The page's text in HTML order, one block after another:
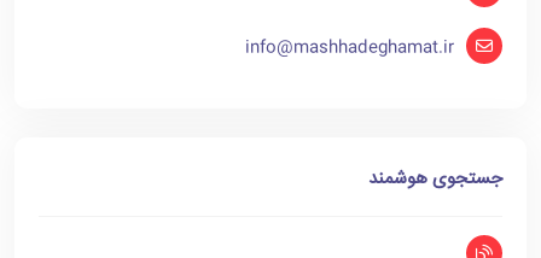
info@mashhadeghamat.ir
جستجوی هوشمند